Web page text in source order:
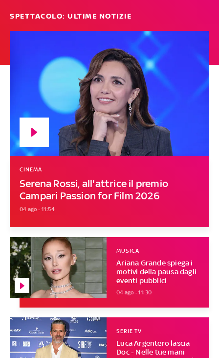
SPETTACOLO: ULTIME NOTIZIE
Serena Rossi, all'attrice il premio
Campari Passion for Film 2026
CINEMA
04 ago - 11:54
Ariana Grande spiega i
motivi della pausa dagli
eventi pubblici
MUSICA
04 ago - 11:30
Luca Argentero lascia
Doc - Nelle tue mani
SERIE TV